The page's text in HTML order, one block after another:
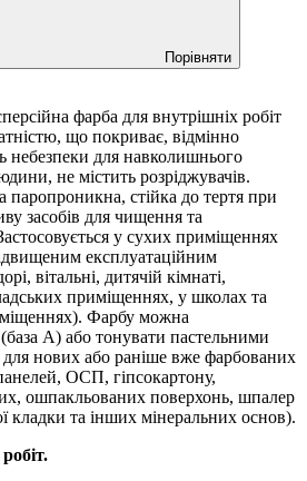
Порівняти
фарба для внутрішніх робіт
що покриває, відмінно
небезпеки для навколишнього
не містить розріджувачів.
стійка до тертя при
засобів для чищення та
у сухих приміщеннях
експлуатаційним
вітальні, дитячій кімнаті,
приміщеннях, у школах та
Фарбу можна
A) або тонувати пастельними
для нових або раніше вже фарбованих
ОСП, гіпсокартону,
ошпакльованих поверхонь, шпалер
кладки та інших мінеральних основ).